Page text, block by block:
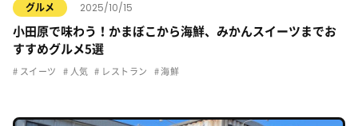
グルメ 2025/10/15
小田原で味わう！かまぼこから海鮮、みかんスイーツまでお
すすめグルメ5選
スイーツ 人気 レストラン 海鮮